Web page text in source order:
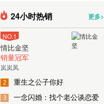
24小时热销 更多>
NO.1
情比金坚
销量冠军
岚岚凤
2 重生之公子你好
3 一念闪婚：找个老公谈恋爱